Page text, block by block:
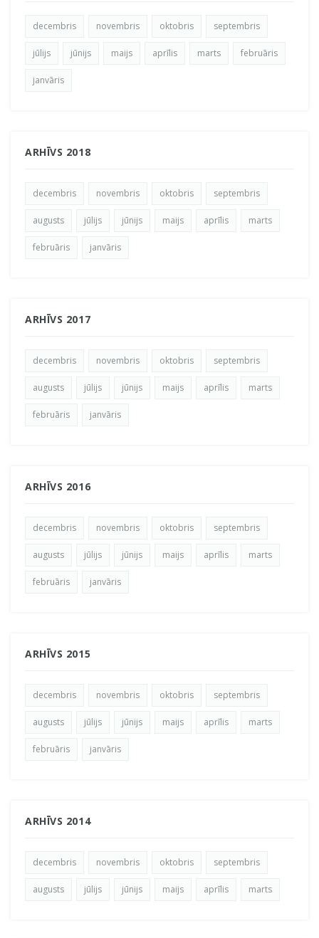
decembris novembris oktobris septembris
jūlijs jūnijs maijs aprīlis marts februāris
janvāris
ARHĪVS 2018
decembris novembris oktobris septembris
augusts jūlijs jūnijs maijs aprīlis marts
februāris janvāris
ARHĪVS 2017
decembris novembris oktobris septembris
augusts jūlijs jūnijs maijs aprīlis marts
februāris janvāris
ARHĪVS 2016
decembris novembris oktobris septembris
augusts jūlijs jūnijs maijs aprīlis marts
februāris janvāris
ARHĪVS 2015
decembris novembris oktobris septembris
augusts jūlijs jūnijs maijs aprīlis marts
februāris janvāris
ARHĪVS 2014
decembris novembris oktobris septembris
augusts jūlijs jūnijs maijs aprīlis marts